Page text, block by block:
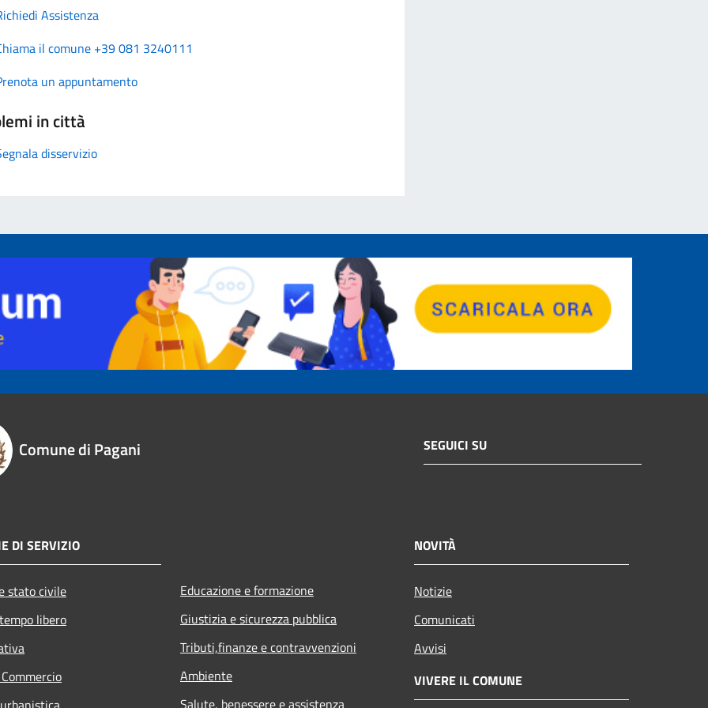
Assistenza
il comune +39 081 3240111
un appuntamento
in città
disservizio
Comune di Pagani SEGUICI SU
DI SERVIZIO
stato civile
libero
Educazione e formazione
Giustizia e sicurezza pubblica
Tributi,finanze e contravvenzioni
Ambiente
Salute, benessere e assistenza
NOVITÀ
Notizie
Comunicati
Avvisi
VIVERE IL COMUNE